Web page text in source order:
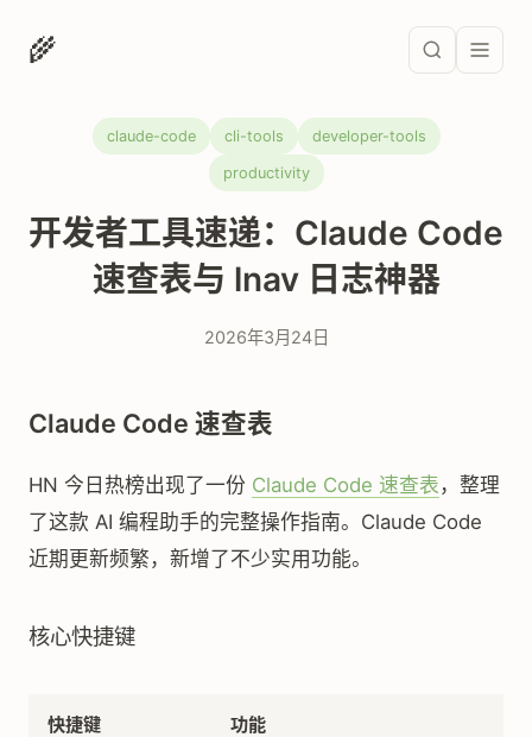
🌾
claude-code cli-tools developer-tools
productivity
开发者工具速递：Claude Code
速查表与 lnav 日志神器
2026年3月24日
Claude Code 速查表
HN 今日热榜出现了一份 Claude Code 速查表 ，整理
了这款 AI 编程助手的完整操作指南。Claude Code
近期更新频繁，新增了不少实用功能。
核心快捷键
快捷键 功能